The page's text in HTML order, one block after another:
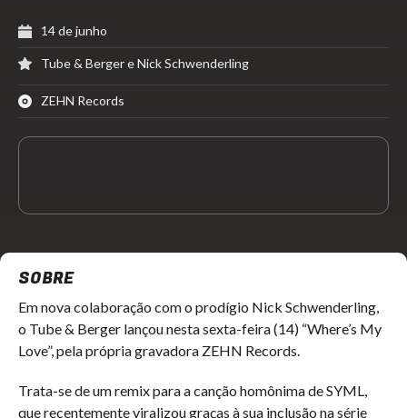
14 de junho
Tube & Berger e Nick Schwenderling
ZEHN Records
SOBRE
Em nova colaboração com o prodígio Nick Schwenderling,
o Tube & Berger lançou nesta sexta-feira (14) “Where’s My
Love”, pela própria gravadora ZEHN Records.
Trata-se de um remix para a canção homônima de SYML,
que recentemente viralizou graças à sua inclusão na série